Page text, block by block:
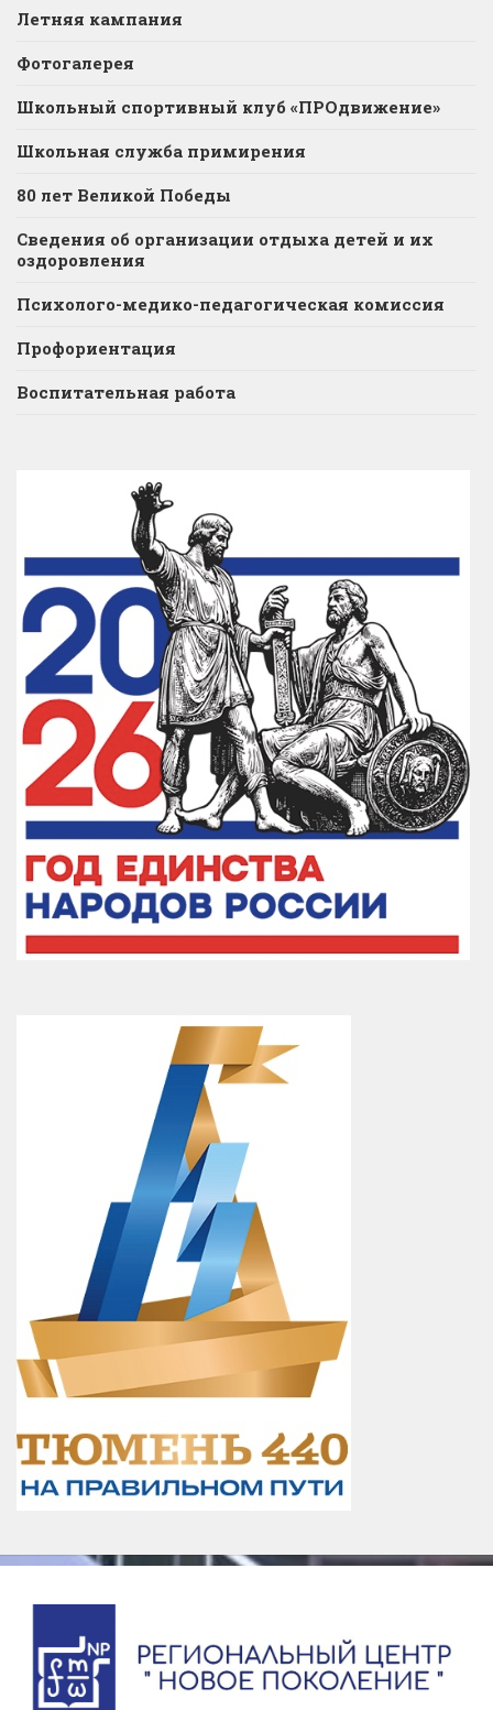
Летняя кампания
Фотогалерея
Школьный спортивный клуб «ПРОдвижение»
Школьная служба примирения
80 лет Великой Победы
Сведения об организации отдыха детей и их
оздоровления
Психолого-медико-педагогическая комиссия
Профориентация
Воспитательная работа